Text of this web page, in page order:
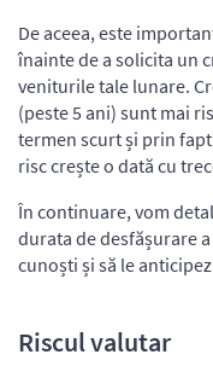
De aceea, este
înainte de a solicita un
veniturile tale lunare.
(peste 5 ani) sunt mai
termen scurt și prin
risc crește o dată cu
În continuare, vom
durata de desfășurare
cunoști și să le
Riscul valutar